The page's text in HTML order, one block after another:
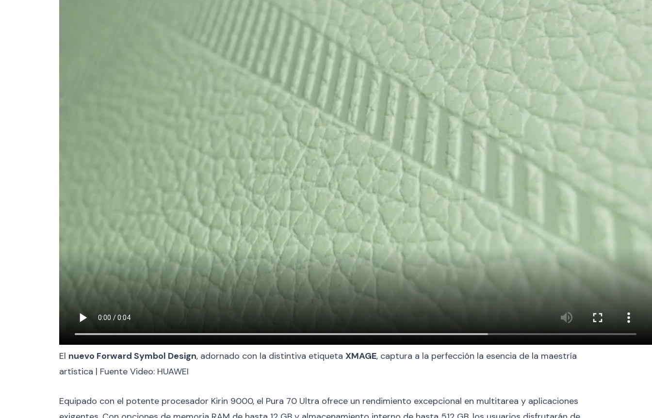
El nuevo Forward Symbol Design, adornado con la distintiva etiqueta XMAGE, captura a la perfección la esencia de la maestría
artística | Fuente Video: HUAWEI
Equipado con el potente procesador Kirin 9000, el Pura 70 Ultra ofrece un rendimiento excepcional en multitarea y aplicaciones